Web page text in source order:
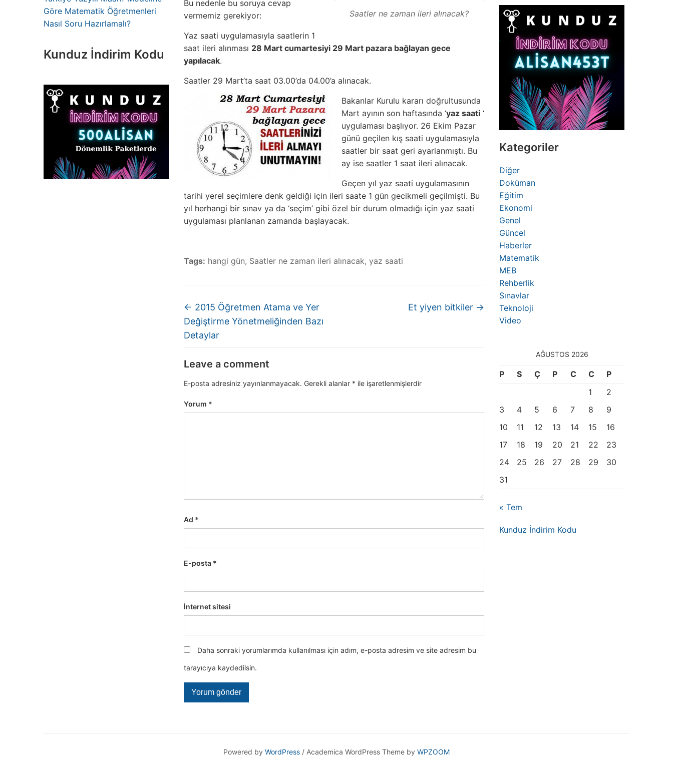
Göre Matematik Öğretmenleri
Nasıl Soru Hazırlamalı?
Kunduz İndirim Kodu
Saatler ne zaman ileri alınacak?
Bu nedenle bu soruya cevap
vermemiz gerekiyor:
Yaz saati uygulamasıyla saatlerin 1
saat ileri alınması 28 Mart cumartesiyi 29 Mart pazara bağlayan gece
yapılacak.
Saatler 29 Mart’ta saat 03.00’da 04.00’a alınacak.
Bakanlar Kurulu kararı doğrultusunda
Mart ayının son haftasında ‘yaz saati ‘
uygulaması başlıyor. 26 Ekim Pazar
günü geçilen kış saati uygulamasıyla
saatler bir saat geri ayarlanmıştı. Bu
ay ise saatler 1 saat ileri alınacak.
Geçen yıl yaz saati uygulamasının
tarihi yerel seçimlere denk geldiği için ileri saate 1 gün gecikmeli geçilmişti. Bu
yıl herhangi bir sınav ya da ‘seçim’ gibi özel bir durum olmadığı için yaz saati
uygulaması planlanan zamanda başlayacak.
Tags: hangi gün, Saatler ne zaman ileri alınacak, yaz saati
← 2015 Öğretmen Atama ve Yer
Değiştirme Yönetmeliğinden Bazı
Detaylar
Et yiyen bitkiler →
Leave a comment
E-posta adresiniz yayınlanmayacak. Gerekli alanlar * ile işaretlenmişlerdir
Yorum *
Ad *
E-posta *
İnternet sitesi
Daha sonraki yorumlarımda kullanılması için adım, e-posta adresim ve site adresim bu
tarayıcıya kaydedilsin.
Kategoriler
Diğer
Doküman
Eğitim
Ekonomi
Genel
Güncel
Haberler
Matematik
MEB
Rehberlik
Sınavlar
Teknoloji
Video
AĞUSTOS 2026
P S Ç P C C
P
1
2
3
4 5 6 7 8
9
10
11 12 13 14 15
16
17
18 19 20 21 22
23
24
25 26 27 28 29
30
31
« Tem
Kunduz İndirim Kodu
Powered by WordPress / Academica WordPress Theme by WPZOOM